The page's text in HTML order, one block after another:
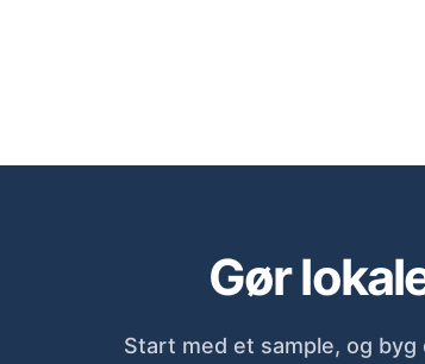
Gør
Start med et sample, og